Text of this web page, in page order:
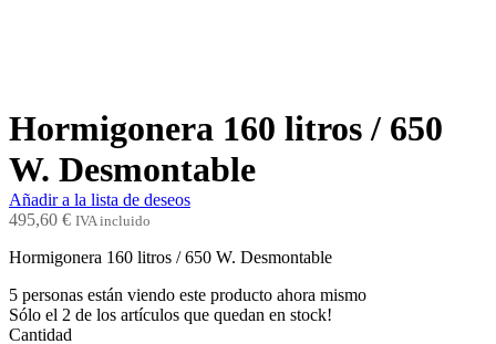
Hormigonera 160 litros / 650
W. Desmontable
Añadir a la lista de deseos
495,60 € IVA incluido
Hormigonera 160 litros / 650 W. Desmontable
5 personas están viendo este producto ahora mismo
Sólo el 2 de los artículos que quedan en stock!
Cantidad